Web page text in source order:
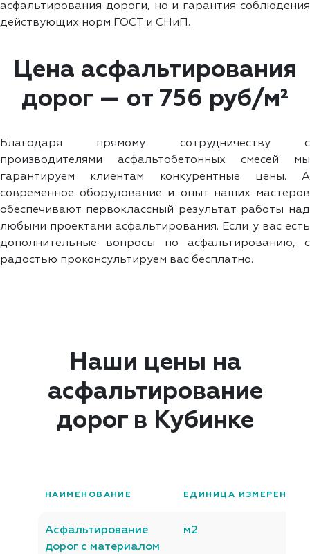
асфальтирования дороги, но и гарантия соблюдения
действующих норм ГОСТ и СНиП.
Цена асфальтирования
дорог — от 756 руб/м²
Благодаря прямому сотрудничеству с
производителями асфальтобетонных смесей мы
гарантируем клиентам конкурентные цены. А
современное оборудование и опыт наших мастеров
обеспечивают первоклассный результат работы над
любыми проектами асфальтирования. Если у вас есть
дополнительные вопросы по асфальтированию, с
радостью проконсультируем вас бесплатно.
Наши цены на
асфальтирование
дорог в Кубинке
НАИМЕНОВАНИЕ ЕДИНИЦА ИЗМЕРЕНИЯ
Асфальтирование
дорог с материалом
м2